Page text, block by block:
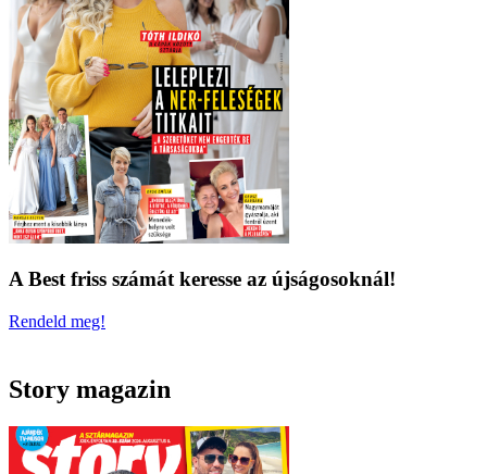
A Best friss számát keresse az újságosoknál!
Rendeld meg!
Story magazin